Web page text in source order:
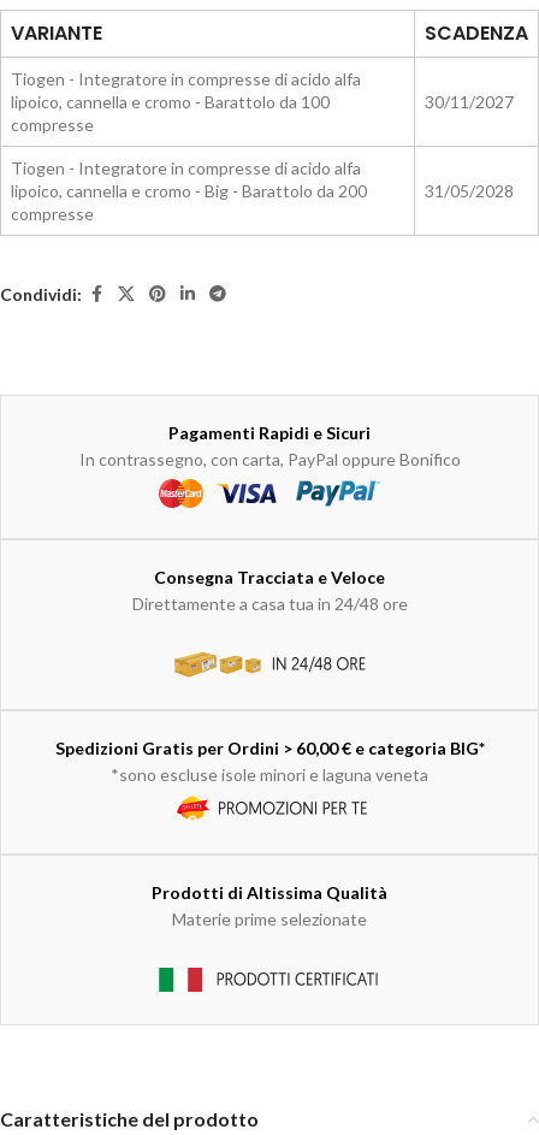
VARIANTE SCADENZA
Tiogen - Integratore in compresse di acido alfa
lipoico, cannella e cromo - Barattolo da 100
compresse
30/11/2027
Tiogen - Integratore in compresse di acido alfa
lipoico, cannella e cromo - Big - Barattolo da 200
compresse
31/05/2028
Condividi:
Pagamenti Rapidi e Sicuri
In contrassegno, con carta, PayPal oppure Bonifico
Consegna Tracciata e Veloce
Direttamente a casa tua in 24/48 ore
Spedizioni Gratis per Ordini > 60,00 € e categoria BIG*
*sono escluse isole minori e laguna veneta
Prodotti di Altissima Qualità
Materie prime selezionate
Caratteristiche del prodotto